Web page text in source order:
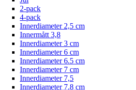
2-pack
4-pack
Innerdiameter 2,5 cm
Innermått 3,8
Innerdiameter 3 cm
Innerdiameter 6 cm
Innerdiameter 6.5 cm
Innerdiameter 7 cm
Innerdiameter 7,5
Innerdiameter 7.8 cm